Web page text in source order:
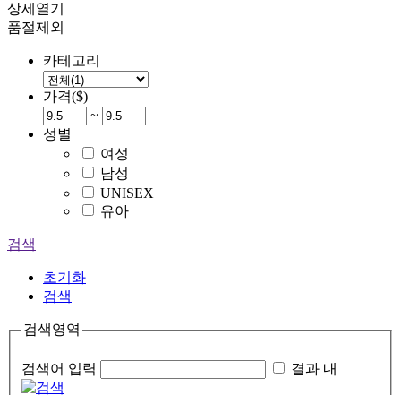
상세열기
품절제외
카테고리
가격($)
~
성별
여성
남성
UNISEX
유아
검색
초기화
검색
검색영역
검색어 입력 결과 내